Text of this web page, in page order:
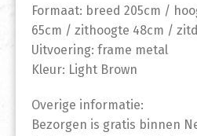
Formaat: breed 205cm /
65cm / zithoogte 48cm /
Uitvoering: frame metal
Kleur: Light Brown
Overige informatie:
Bezorgen is gratis binnen